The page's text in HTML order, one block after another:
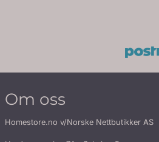
Om oss
Homestore.no v/Norske Nettbutikker AS